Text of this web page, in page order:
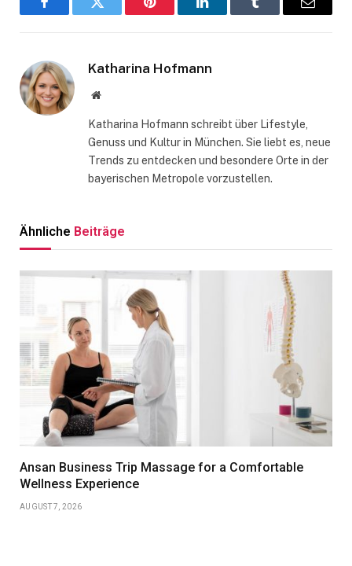
FacebookTwitter Pinterest LinkedInTumblr Email
Katharina Hofmann
Website
Katharina Hofmann schreibt über Lifestyle,
Genuss und Kultur in München. Sie liebt es, neue
Trends zu entdecken und besondere Orte in der
bayerischen Metropole vorzustellen.
Ähnliche Beiträge
Ansan Business Trip Massage for a Comfortable
Wellness Experience
AUGUST 7, 2026